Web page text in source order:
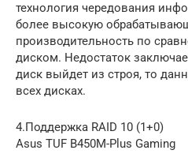
технология чередования
более высокую
производительность по
диском. Недостаток
диск выйдет из строя, то
всех дисках.
4.Поддержка RAID 10 (1+0)
Asus TUF B450M-Plus Gaming